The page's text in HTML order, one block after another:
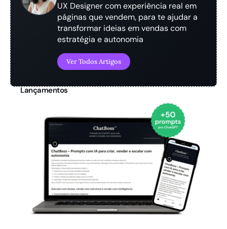
UX Designer com experiência real em
páginas que vendem, para te ajudar a
transformar ideias em vendas com
estratégia e autonomia
Ver Todos Artigos
Lançamentos